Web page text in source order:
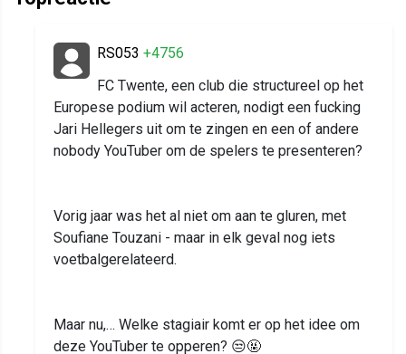
RS053 +4756
FC Twente, een club die structureel op het
Europese podium wil acteren, nodigt een fucking
Jari Hellegers uit om te zingen en een of andere
nobody YouTuber om de spelers te presenteren?
Vorig jaar was het al niet om aan te gluren, met
Soufiane Touzani - maar in elk geval nog iets
voetbalgerelateerd.
Maar nu,… Welke stagiair komt er op het idee om
deze YouTuber te opperen? 😒🤬